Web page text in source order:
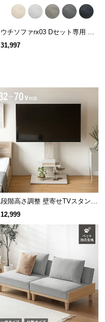
かりと固定していま
ことがなく安全で
耐熱性
約100℃。お湯などの熱
使いいただけます。
チソファrx03 Dセット専用 交
用カバー カウチ+2P+1P+オット
31,997
段階高さ調整 壁寄せTVスタンド
ャスター付き 上下左右角度調節
12,999